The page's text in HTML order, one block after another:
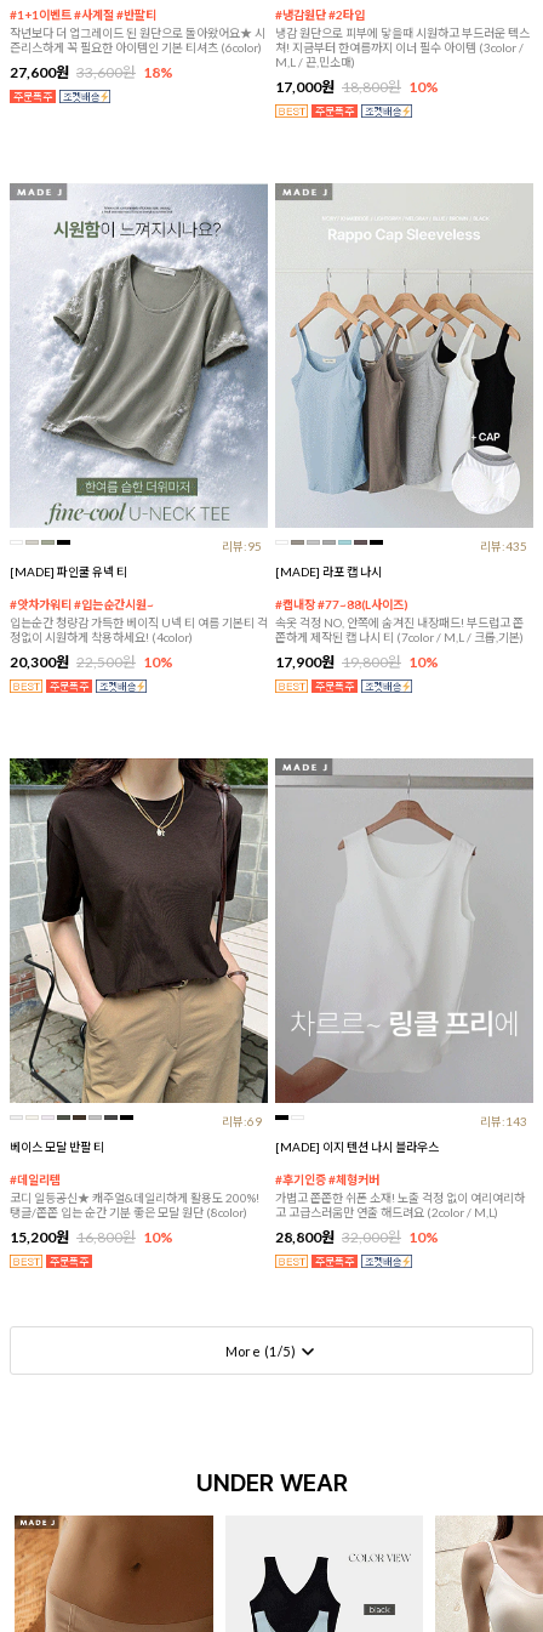
#1+1이벤트 #사계절 #반팔티
작년보다 더 업그레이드 된 원단으로 돌아왔어요★ 시
즌리스하게 꼭 필요한 아이템인 기본 티셔츠 (6color)
27,600원 33,600원 18%
#냉감원단 #2타입
냉감 원단으로 피부에 닿을때 시원하고 부드러운 텍스
쳐! 지금부터 한여름까지 이너 필수 아이템 (3color /
M,L / 끈,민소매)
17,000원 18,800원 10%
리뷰:95
[MADE] 파인쿨 유넥 티
#앗차가워티 #입는순간시원~
입는순간 청량감 가득한 베이직 U넥 티 여름 기본티 걱
정없이 시원하게 착용하세요! (4color)
20,300원 22,500원 10%
리뷰:435
[MADE] 라포 캡 나시
#캡내장 #77~88(L사이즈)
속옷 걱정 NO, 안쪽에 숨겨진 내장패드! 부드럽고 쫀
쫀하게 제작된 캡 나시 티 (7color / M,L / 크롭,기본)
17,900원 19,800원 10%
리뷰:69
베이스 모달 반팔 티
#데일리템
코디 일등공신★ 캐주얼&데일리하게 활용도 200%!
탱글/쫀쫀 입는 순간 기분 좋은 모달 원단 (8color)
15,200원 16,800원 10%
리뷰:143
[MADE] 이지 텐션 나시 블라우스
#후기인증 #체형커버
가볍고 쫀쫀한 쉬폰 소재! 노출 걱정 없이 여리여리하
고 고급스러움만 연출 해드려요 (2color / M,L)
28,800원 32,000원 10%
More (1 /5)
UNDER WEAR